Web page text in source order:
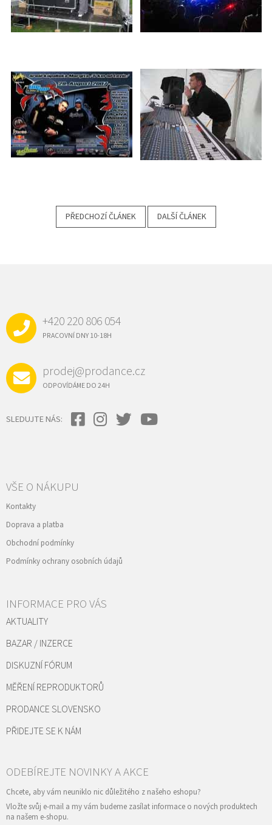
PŘEDCHOZÍ ČLÁNEK DALŠÍ ČLÁNEK
+420 220 806 054
PRACOVNÍ DNY 10-18H
prodej@prodance.cz
ODPOVÍDÁME DO 24H
SLEDUJTE NÁS:
VŠE O NÁKUPU
Kontakty
Doprava a platba
Obchodní podmínky
Podmínky ochrany osobních údajů
INFORMACE PRO VÁS
AKTUALITY
BAZAR / INZERCE
DISKUZNÍ FÓRUM
MĚŘENÍ REPRODUKTORŮ
PRODANCE SLOVENSKO
PŘIDEJTE SE K NÁM
Vložte svůj e-mail a my vám budeme zasílat informace o nových produktech
na našem e-shopu.